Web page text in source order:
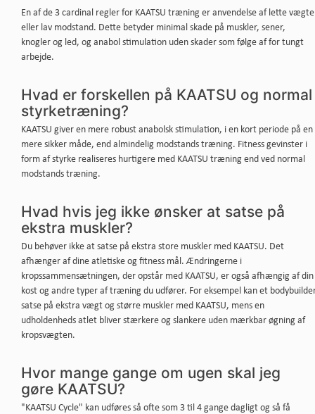
En af de 3 cardinal regler for KAATSU træning er anvendelse af lette vægte
eller lav modstand. Dette betyder minimal skade på muskler, sener,
knogler og led, og anabol stimulation uden skader som følge af for tungt
arbejde.
Hvad er forskellen på KAATSU og normal
styrketræning?
KAATSU giver en mere robust anabolsk stimulation, i en kort periode på en
mere sikker måde, end almindelig modstands træning. Fitness gevinster i
form af styrke realiseres hurtigere med KAATSU træning end ved normal
modstands træning.
Hvad hvis jeg ikke ønsker at satse på
ekstra muskler?
Du behøver ikke at satse på ekstra store muskler med KAATSU. Det
afhænger af dine atletiske og fitness mål. Ændringerne i
kropssammensætningen, der opstår med KAATSU, er også afhængig af din
kost og andre typer af træning du udfører. For eksempel kan et
satse på ekstra vægt og større muskler med KAATSU, mens en
udholdenheds atlet bliver stærkere og slankere uden mærkbar øgning af
kropsvægten.
Hvor mange gange om ugen skal jeg
gøre KAATSU?
"KAATSU Cycle" kan udføres så ofte som 3 til 4 gange dagligt og så få